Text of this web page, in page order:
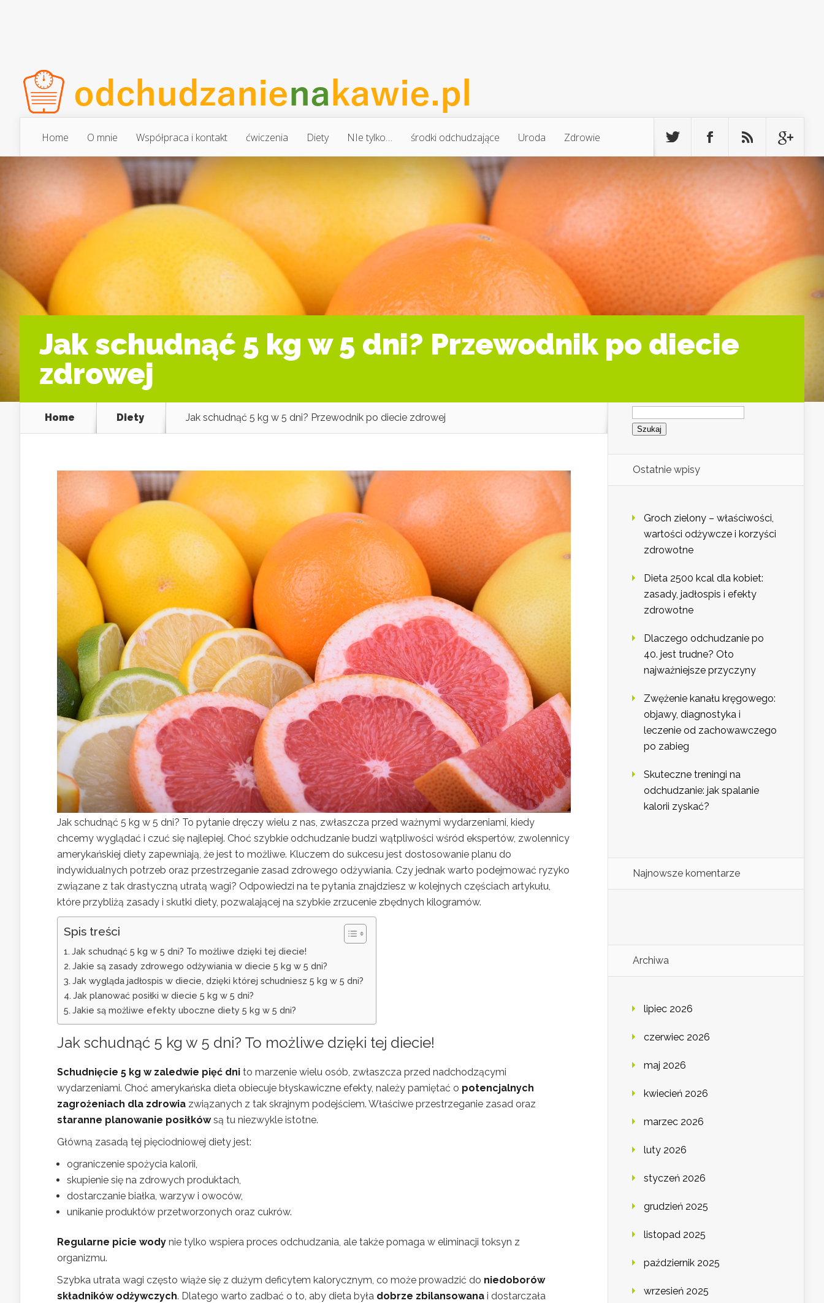
Home O mnie Współpraca i kontakt ćwiczenia Diety NIe tylko… środki odchudzające Uroda Zdrowie
Jak schudnąć 5 kg w 5 dni? Przewodnik po diecie
zdrowej
Home Diety Jak schudnąć 5 kg w 5 dni? Przewodnik po diecie zdrowej
Jak schudnąć 5 kg w 5 dni? To pytanie dręczy wielu z nas, zwłaszcza przed ważnymi wydarzeniami, kiedy
chcemy wyglądać i czuć się najlepiej. Choć szybkie odchudzanie budzi wątpliwości wśród ekspertów, zwolennicy
amerykańskiej diety zapewniają, że jest to możliwe. Kluczem do sukcesu jest dostosowanie planu do
indywidualnych potrzeb oraz przestrzeganie zasad zdrowego odżywiania. Czy jednak warto podejmować ryzyko
związane z tak drastyczną utratą wagi? Odpowiedzi na te pytania znajdziesz w kolejnych częściach artykułu,
które przybliżą zasady i skutki diety, pozwalającej na szybkie zrzucenie zbędnych kilogramów.
Spis treści
Jak schudnąć 5 kg w 5 dni? To możliwe dzięki tej diecie!
Jakie są zasady zdrowego odżywiania w diecie 5 kg w 5 dni?
Jak wygląda jadłospis w diecie, dzięki której schudniesz 5 kg w 5 dni?
Jak planować posiłki w diecie 5 kg w 5 dni?
Jakie są możliwe efekty uboczne diety 5 kg w 5 dni?
Jak schudnąć 5 kg w 5 dni? To możliwe dzięki tej diecie!
Schudnięcie 5 kg w zaledwie pięć dni to marzenie wielu osób, zwłaszcza przed nadchodzącymi
wydarzeniami. Choć amerykańska dieta obiecuje błyskawiczne efekty, należy pamiętać o potencjalnych
zagrożeniach dla zdrowia związanych z tak skrajnym podejściem. Właściwe przestrzeganie zasad oraz
staranne planowanie posiłkówsą tu niezwykle istotne.
Główną zasadą tej pięciodniowej diety jest:
ograniczenie spożycia kalorii,
skupienie się na zdrowych produktach,
dostarczanie białka, warzyw i owoców,
unikanie produktów przetworzonych oraz cukrów.
Regularne picie wody nie tylko wspiera proces odchudzania, ale także pomaga w eliminacji toksyn z
organizmu.
Szybka utrata wagi często wiąże się z dużym deficytem kalorycznym, co może prowadzić do niedoborów
składników odżywczych. Dlatego warto zadbać o to, aby dieta była dobrze zbilansowana i dostarczała
Szukaj:
Ostatnie wpisy
Groch zielony – właściwości,
wartości odżywcze i korzyści
zdrowotne
Dieta 2500 kcal dla kobiet:
zasady, jadłospis i efekty
zdrowotne
Dlaczego odchudzanie po
40. jest trudne? Oto
najważniejsze przyczyny
Zwężenie kanału kręgowego:
objawy, diagnostyka i
leczenie od zachowawczego
po zabieg
Skuteczne treningi na
odchudzanie: jak spalanie
kalorii zyskać?
Najnowsze komentarze
Archiwa
lipiec 2026
czerwiec 2026
maj 2026
kwiecień 2026
marzec 2026
luty 2026
styczeń 2026
grudzień 2025
listopad 2025
październik 2025
wrzesień 2025